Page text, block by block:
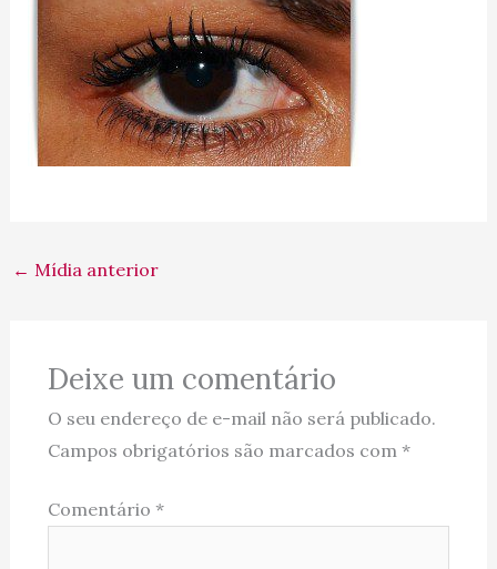
← Mídia anterior
Deixe um comentário
O seu endereço de e-mail não será publicado.
Campos obrigatórios são marcados com *
Comentário *